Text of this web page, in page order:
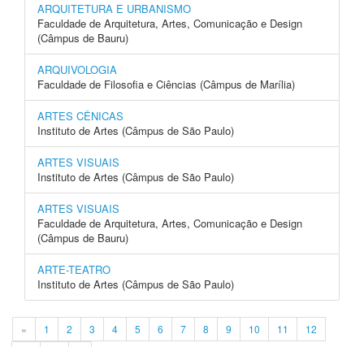
ARQUITETURA E URBANISMO
Faculdade de Arquitetura, Artes, Comunicação e Design
(Câmpus de Bauru)
ARQUIVOLOGIA
Faculdade de Filosofia e Ciências (Câmpus de Marília)
ARTES CÊNICAS
Instituto de Artes (Câmpus de São Paulo)
ARTES VISUAIS
Instituto de Artes (Câmpus de São Paulo)
ARTES VISUAIS
Faculdade de Arquitetura, Artes, Comunicação e Design
(Câmpus de Bauru)
ARTE-TEATRO
Instituto de Artes (Câmpus de São Paulo)
« 1 2 3 4 5 6 7 8 9 10 11
12